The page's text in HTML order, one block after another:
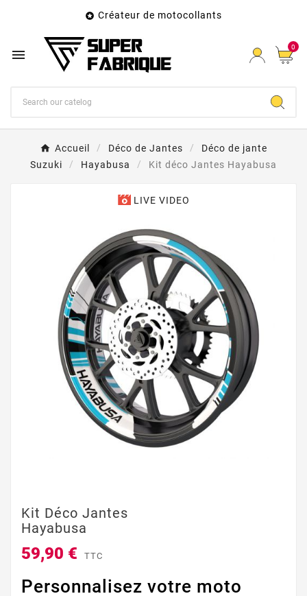
 Créateur de motocollants
 0
Accueil Déco de Jantes
Déco de jante
Suzuki
Hayabusa Kit déco Jantes Hayabusa
LIVE VIDEO
Kit Déco Jantes
Hayabusa
59,90 € TTC
Personnalisez votre moto